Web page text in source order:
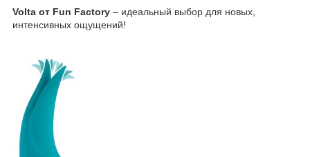
Volta от Fun Factory – идеальный выбор для новых,
интенсивных ощущений!